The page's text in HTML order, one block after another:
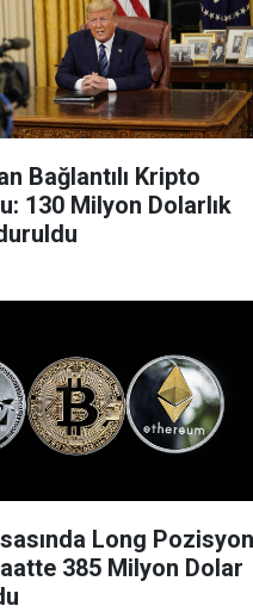
Bağlantılı Kripto
130 Milyon Dolarlık
Long
385 Milyon Dolar